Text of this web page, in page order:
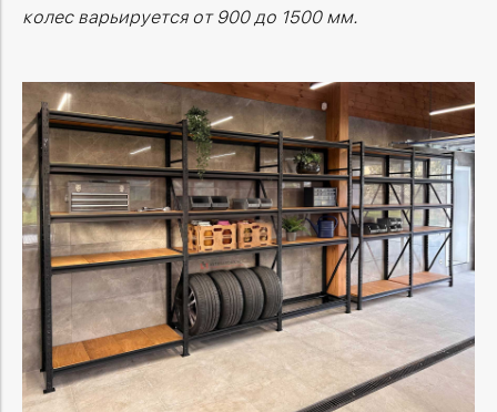
колес варьируется от 900 до 1500 мм.